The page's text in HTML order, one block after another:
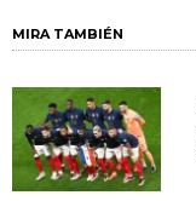
MIRA TAMBIÉN